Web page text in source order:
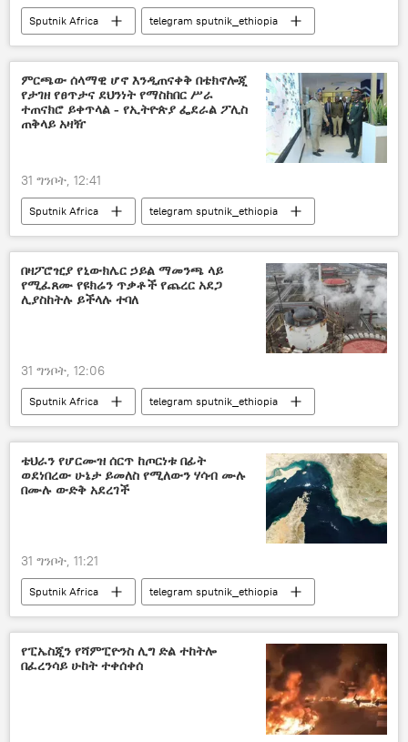
Sputnik Africa telegram sputnik_ethiopia
ምርጫው ሰላማዊ ሆኖ እንዲጠናቀቅ በቴክኖሎጂ
የታገዘ የፀጥታና ደህንነት የማስከበር ሥራ
ተጠናክሮ ይቀጥላል - የኢትዮጵያ ፌደራል ፖሊስ
ጠቅላይ አዛዥ
31 ግንቦት, 12:41
Sputnik Africa telegram sputnik_ethiopia
በዛፖሮዢያ የኒውክሌር ኃይል ማመንጫ ላይ
የሚፈጸሙ የዩክሬን ጥቃቶች የጨረር አደጋ
ሊያስከትሉ ይችላሉ ተባለ
31 ግንቦት, 12:06
Sputnik Africa telegram sputnik_ethiopia
ቴህራን የሆርሙዝ ሰርጥ ከጦርነቱ በፊት
ወደነበረው ሁኔታ ይመለስ የሚለውን ሃሳብ ሙሉ
በሙሉ ውድቅ አደረገች
31 ግንቦት, 11:21
Sputnik Africa telegram sputnik_ethiopia
የፒኤስጂን የሻምፒዮንስ ሊግ ድል ተከትሎ
በፈረንሳይ ሁከት ተቀሰቀሰ